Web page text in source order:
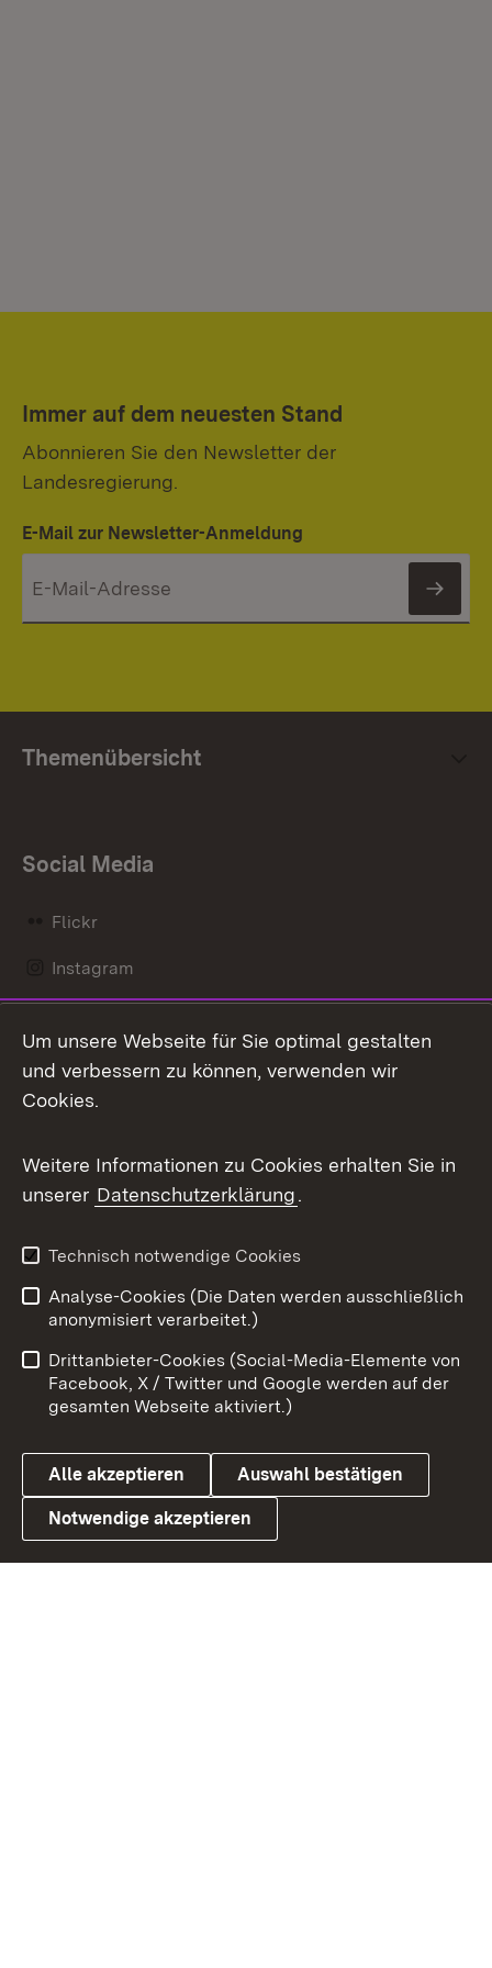
Immer auf dem neuesten Stand
Abonnieren Sie den Newsletter der
Landesregierung.
E-Mail zur Newsletter-Anmeldung
Themenübersicht
Social Media
Flickr
Instagram
Mastodon
Messenger
Social Wall
X / Twitter
Youtube
Link zum Landesportal
Benutzungshinweise
Barrierefreiheit
Datenschutz
Cookies
Um unsere Webseite für Sie optimal gestalten
und verbessern zu können, verwenden wir
Cookies.
Weitere Informationen zu Cookies erhalten Sie in
unserer Datenschutzerklärung.
Technisch notwendige Cookies
Analyse-Cookies (Die Daten werden ausschließlich
anonymisiert verarbeitet.)
Drittanbieter-Cookies (Social-Media-Elemente von
Facebook, X / Twitter und Google werden auf der
gesamten Webseite aktiviert.)
Alle akzeptieren Auswahl bestätigen
Notwendige akzeptieren